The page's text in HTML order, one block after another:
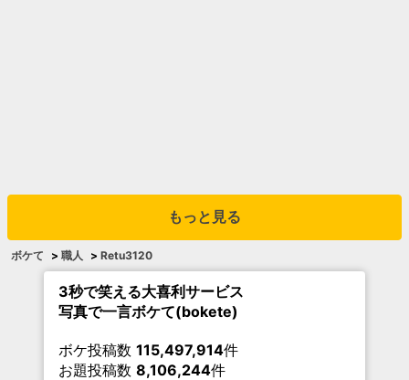
もっと見る
ボケて > 職人 > Retu3120
3秒で笑える大喜利サービス
写真で一言ボケて(bokete)
ボケ投稿数 115,497,914件
お題投稿数 8,106,244件